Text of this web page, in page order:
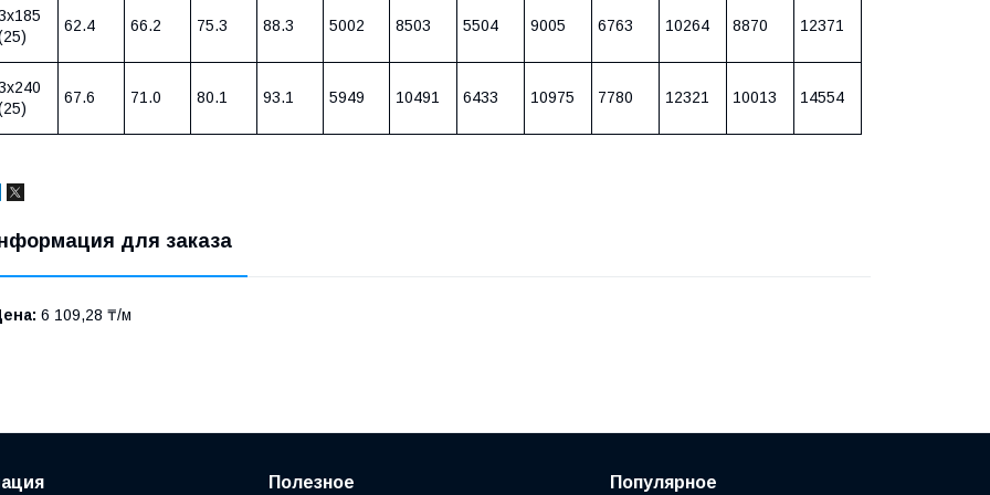
62.4 66.2 75.3 88.3 5002 8503 5504 9005 6763 10264 8870 12371
67.6 71.0 80.1 93.1 5949 10491 6433 10975 7780 12321 10013 14554
для заказа
6 109,28 ₸/м
Полезное Популярное